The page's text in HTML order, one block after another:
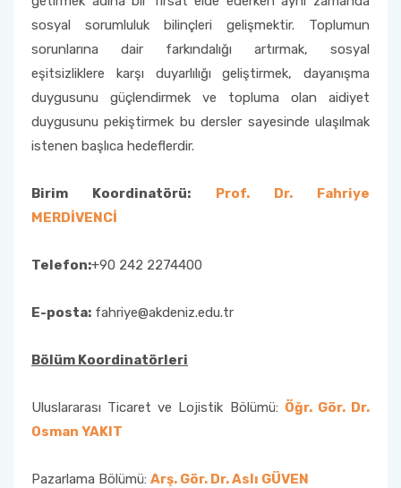
sosyal sorumluluk bilinçleri gelişmektir. Toplumun
sorunlarına dair farkındalığı artırmak, sosyal
eşitsizliklere karşı duyarlılığı geliştirmek, dayanışma
duygusunu güçlendirmek ve topluma olan aidiyet
duygusunu pekiştirmek bu dersler sayesinde ulaşılmak
istenen başlıca hedeflerdir.
Birim Koordinatörü: Prof. Dr. Fahriye
MERDİVENCİ
Telefon:+90 242 2274400
E-posta: fahriye@akdeniz.edu.tr
Bölüm Koordinatörleri
Uluslararası Ticaret ve Lojistik Bölümü: Öğr. Gör. Dr.
Osman YAKIT
Pazarlama Bölümü: Arş. Gör. Dr. Aslı GÜVEN
Müfredatlar
Öğrenim Planı ve Ders İçerikleri